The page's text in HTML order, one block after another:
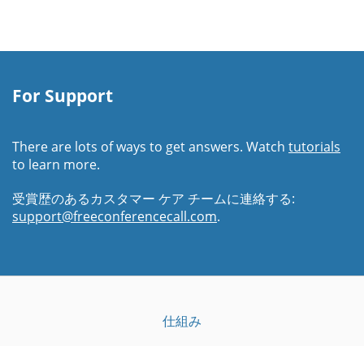
For Support
There are lots of ways to get answers. Watch tutorials
to learn more.
受賞歴のあるカスタマー ケア チームに連絡する:
support@freeconferencecall.com.
仕組み